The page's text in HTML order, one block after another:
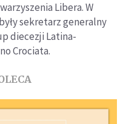
Libera. W
sekretarz generalny
diecezji Latina-
Crociata.